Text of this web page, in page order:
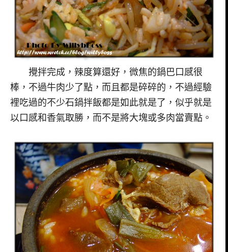
攪拌完成，辣度算還好，微焦的鍋巴口感很
棒，不過牛肉少了點，而且都是碎碎的，不過經驗
裡吃過的不少石鍋拌飯都是如此就是了，似乎就是
以口感和香氣取勝，而不是將大塊或多肉當賣點。